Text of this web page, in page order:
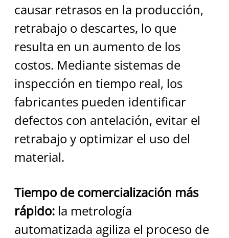
causar retrasos en la producción,
retrabajo o descartes, lo que
resulta en un aumento de los
costos. Mediante sistemas de
inspección en tiempo real, los
fabricantes pueden identificar
defectos con antelación, evitar el
retrabajo y optimizar el uso del
material.
Tiempo de comercialización más
rápido: la metrología
automatizada agiliza el proceso de